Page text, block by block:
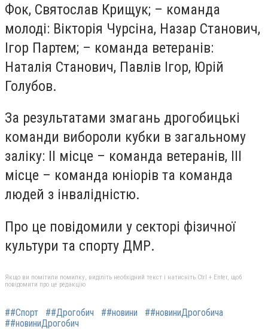
Фок, Святослав Крищук; – команда
молоді: Вікторія Чурсіна, Назар Станович,
Ігор Партем; – команда ветеранів:
Наталія Станович, Павлів Ігор, Юрій
Голубов.
За результатами змагань дрогобицькі
команди вибороли кубки в загальному
заліку: ІІ місце – команда ветеранів, ІІІ
місце – команда юніорів та команда
людей з інвалідністю.
Про це повідомили у секторі фізичної
культури та спорту ДМР.
Якщо ви помітили помилку, виділіть необхідний текст і натисніть Ctrl + Enter, щоб
повідомити про це редакцію
##Спорт ##Дрогобич ##новини
##новиниДрогобича
##новиниДрогобич